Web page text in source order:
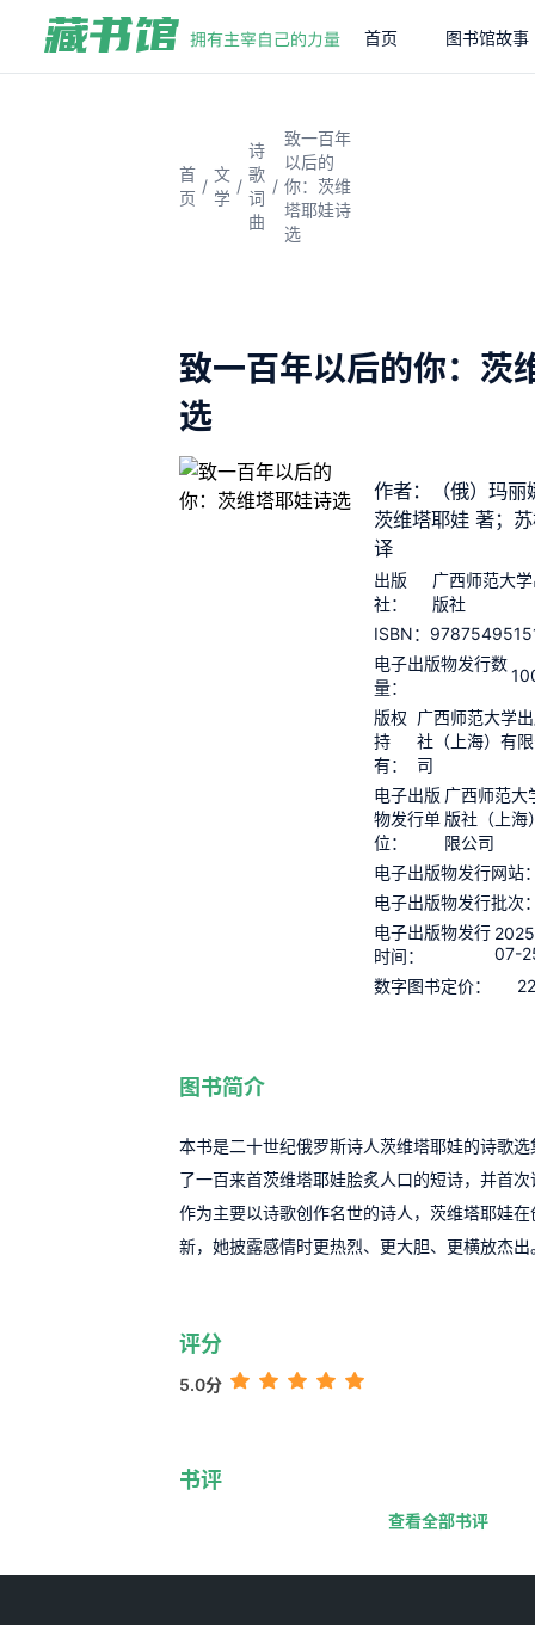
首页 图书馆故事
首
页
/
文
学
/
诗
歌
词
曲
/
致一百年
以后的
你：茨维
塔耶娃诗
选
致一百年以后的你：茨
选
作者：（俄）玛丽
茨维塔耶娃 著；
译
出版
社：
广西师范大
版社
ISBN：
电子出版物发行数
量：
版权
持
有：
广西师范大学
社（上海）有
司
电子出版
物发行单
位：
广西师范大
版社（上海
限公司
电子出版物发行网站
电子出版物发行批次
电子出版物发行
时间：
07-
数字图书定价：
图书简介
本书是二十世纪俄罗斯诗人茨维塔耶娃的诗歌
了一百来首茨维塔耶娃脍炙人口的短诗，并首
作为主要以诗歌创作名世的诗人，茨维塔耶娃
新，她披露感情时更热烈、更大胆、更横放杰出
评分
5.0分
书评
查看全部书评